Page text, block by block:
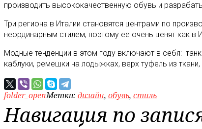
производить высококачественную обувь и
Три региона в Италии становятся центрами по
неординарным стилем, поэтому ее очень ценят как в
Модные тенденции в этом году включают в себя:
каблуки, ремешки на лодыжках, верх туфель из
folder_openМетки: дизайн, обувь, стиль
Навигация по